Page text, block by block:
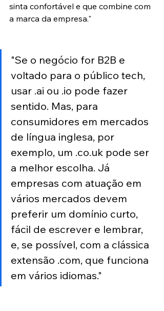
sinta confortável e que combine com
a marca da empresa."
"Se o negócio for B2B e
voltado para o público tech,
usar .ai ou .io pode fazer
sentido. Mas, para
consumidores em mercados
de língua inglesa, por
exemplo, um .co.uk pode ser
a melhor escolha. Já
empresas com atuação em
vários mercados devem
preferir um domínio curto,
fácil de escrever e lembrar,
e, se possível, com a clássica
extensão .com, que funciona
em vários idiomas."